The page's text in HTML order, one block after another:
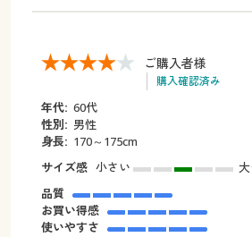
ご購入者様
購入確認済み
年代: 60代
性別: 男性
身長: 170～175cm
サイズ感 小さい
品質
お買い得感
使いやすさ